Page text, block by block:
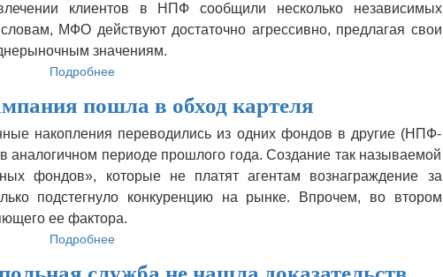
коллег
клиентов в НПФ сообщили несколько независимых
МФО действуют достаточно агрессивно, предлагая свои
значениям.
Подробнее
выходят
рынок
пенсионных
накоплений
пошла в обход картеля
накопления переводились из одних фондов в другие (НПФ-
периоде прошлого года. Создание так называемой
фондов», которые не платят агентам вознаграждение за
подстегнуло конкуренцию на рынке. Впрочем, во втором
ее фактора.
Подробнее
кампания